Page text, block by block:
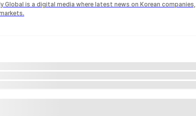
Global is a digital media where latest news on Korean companies,